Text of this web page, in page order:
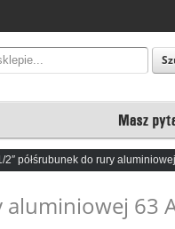
półśrubunek do rury
63